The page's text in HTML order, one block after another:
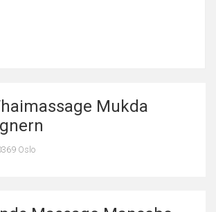
Mukda
Oslo